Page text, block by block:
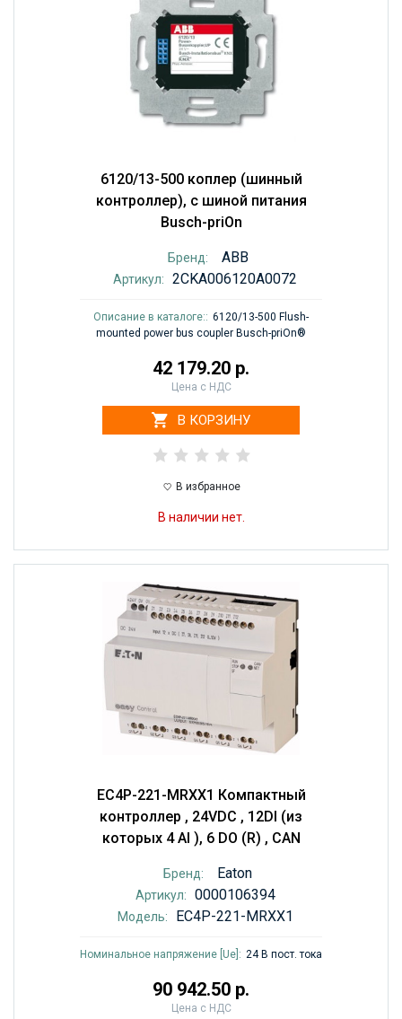
6120/13-500 коплер (шинный
контроллер), с шиной питания
Busch-priOn
Бренд: ABB
Артикул: 2CKA006120A0072
Описание в каталоге:: 6120/13-500 Flush-
mounted power bus coupler Busch-priOn®
42 179.20 р.
Цена с НДС
В КОРЗИНУ
В избранное
В наличии нет.
EC4P-221-MRXX1 Компактный
контроллер , 24VDC , 12DI (из
которых 4 AI ), 6 DO (R) , CAN
Бренд: Eaton
Артикул: 0000106394
Модель: EC4P-221-MRXX1
Номинальное напряжение [Ue]: 24 В пост. тока
90 942.50 р.
Цена с НДС